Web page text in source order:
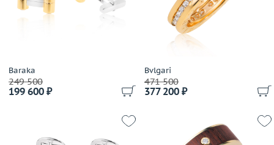
Baraka
249 500
199 600 ₽
Bvlgari
471 500
377 200 ₽